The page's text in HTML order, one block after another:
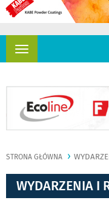
Rozwiń
STRONA GŁÓWNA
WYDARZENIA I